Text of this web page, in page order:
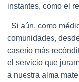
instantes, como el
Si aún, como
comunidades,
caserío más
el servicio que
a nuestra alma